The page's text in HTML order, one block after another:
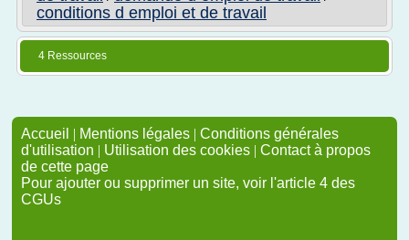
conditions d emploi et de travail
4 Ressources
Accueil | Mentions légales | Conditions générales
d'utilisation | Utilisation des cookies | Contact à propos
de cette page
Pour ajouter ou supprimer un site, voir l'article 4 des
CGUs